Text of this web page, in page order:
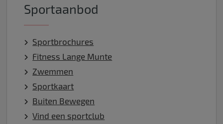
Sportaanbod
Sportbrochures
Fitness Lange Munte
Zwemmen
Sportkaart
Buiten Bewegen
Vind een sportclub